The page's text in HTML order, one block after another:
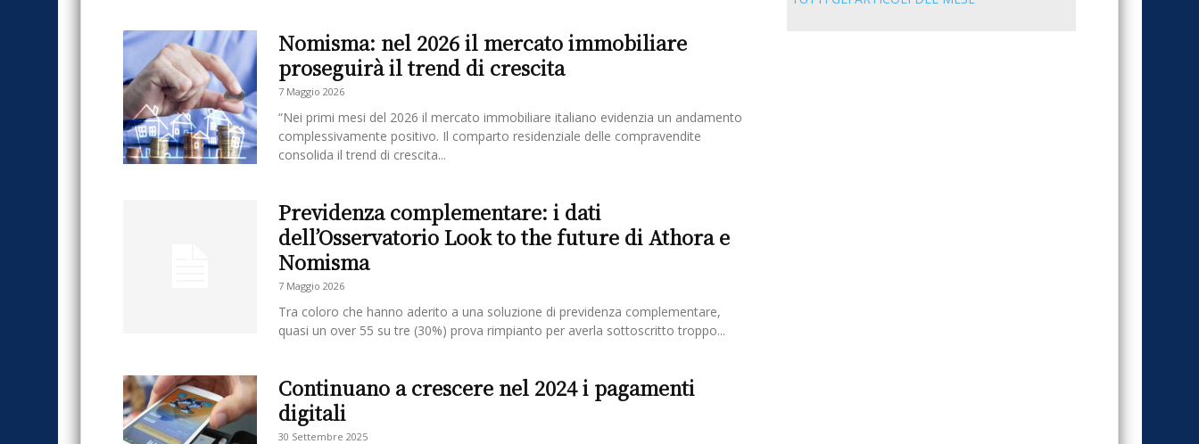
Nomisma: nel 2026 il mercato immobiliare
proseguirà il trend di crescita
7 Maggio 2026
“Nei primi mesi del 2026 il mercato immobiliare italiano evidenzia un andamento
complessivamente positivo. Il comparto residenziale delle compravendite
consolida il trend di crescita...
Previdenza complementare: i dati
dell’Osservatorio Look to the future di Athora e
Nomisma
7 Maggio 2026
Tra coloro che hanno aderito a una soluzione di previdenza complementare,
quasi un over 55 su tre (30%) prova rimpianto per averla sottoscritto troppo...
Continuano a crescere nel 2024 i pagamenti
digitali
30 Settembre 2025